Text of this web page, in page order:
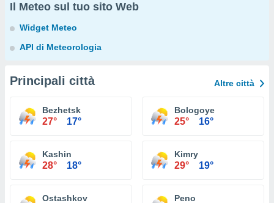
Il Meteo sul tuo sito Web
Widget Meteo
API di Meteorologia
Principali città Altre città
Bezhetsk
27° 17°
Bologoye
25° 16°
Kashin
28° 18°
Kimry
29° 19°
Ostashkov Peno